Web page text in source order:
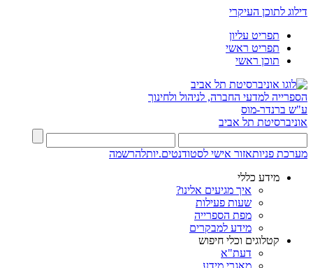
דילוג לתוכן העיקרי
תפריט עליון
תפריט ראשי
תוכן ראשי
הספרייה למדעי החברה, לניהול ולחינוך
ע"ש ברנדר-מוס
אוניברסיטת תל אביב
מערכת פניותאזור אישי לסטודנטים.יותלהרשמה
מידע כללי
איך מגיעים אלינו?
שעות פעילות
מפת הספרייה
מידע למבקרים
קטלוגים וכלי חיפוש
דעת"א
מאגרי מידע